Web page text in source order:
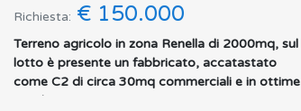
Richiesta: € 150.000
Terreno agricolo in zona Renella di 2000mq, sul
lotto è presente un fabbricato, accatastato
come C2 di circa 30mq commerciali e in ottime
condizioni....